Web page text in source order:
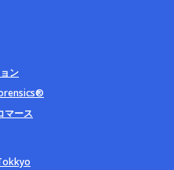
ン
マース